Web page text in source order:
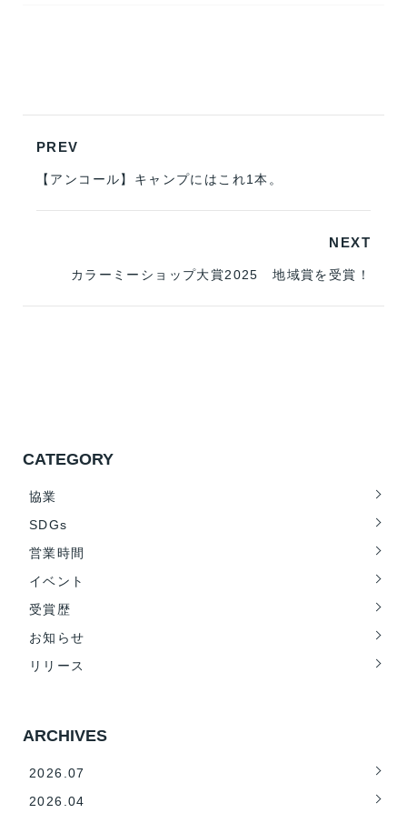
PREV
【アンコール】キャンプにはこれ1本。
NEXT
カラーミーショップ大賞2025 地域賞を受賞！
CATEGORY
協業
SDGs
営業時間
イベント
受賞歴
お知らせ
リリース
ARCHIVES
2026.07
2026.04